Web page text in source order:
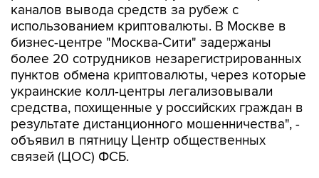
каналов вывода средств за рубеж с
использованием криптовалюты. В Москве в
бизнес-центре "Москва-Сити" задержаны
более 20 сотрудников незарегистрированных
пунктов обмена криптовалюты, через которые
украинские колл-центры легализовывали
средства, похищенные у российских граждан в
результате дистанционного мошенничества", -
объявил в пятницу Центр общественных
связей (ЦОС) ФСБ.